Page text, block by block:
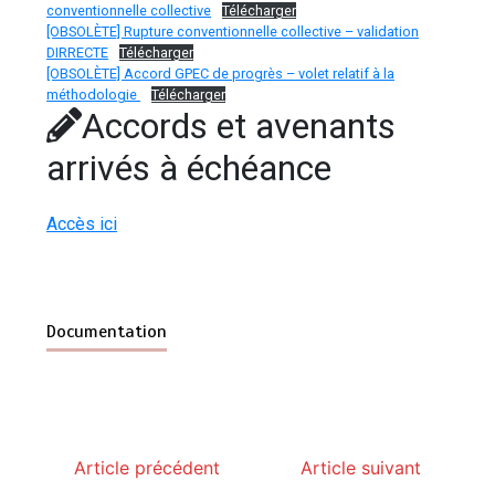
conventionnelle collective
Télécharger
[OBSOLÈTE] Rupture conventionnelle collective – validation
DIRRECTE
Télécharger
[OBSOLÈTE] Accord GPEC de progrès – volet relatif à la
méthodologie
Télécharger
Accords et avenants
arrivés à échéance
Accès ici
Documentation
Article précédent Article suivant